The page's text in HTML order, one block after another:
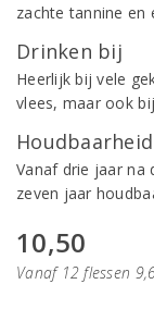
zachte tannine en
Drinken bij
Heerlijk bij vele
vlees, maar ook
Houdbaarheid
Vanaf drie jaar na
zeven jaar
10,50
Vanaf 12 flessen